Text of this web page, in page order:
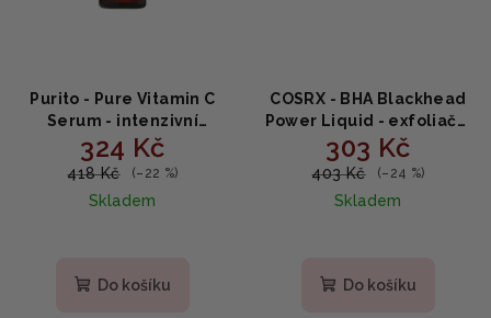
Purito - Pure Vitamin C
Serum - intenzivní
protivráskové a
hydratační sérum s
vitaminem C 60ml
324 Kč
418 Kč (–22 %)
Skladem
Do košíku
COSRX - BHA Blackhead
Power Liquid - exfoliační
esence proti černým
tečkám 100ml
303 Kč
403 Kč (–24 %)
Skladem
Do košíku